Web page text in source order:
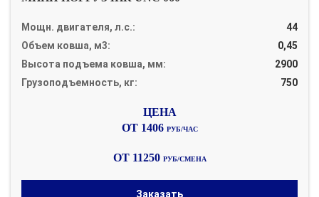
Мощн. двигателя, л.с.:
44
Объем ковша, м3:
0,45
Высота подъема ковша, мм:
2900
Грузоподъемность, кг:
750
ОТ 1406 РУБ/ЧАС
ОТ 11250 РУБ/СМЕНА
Заказать